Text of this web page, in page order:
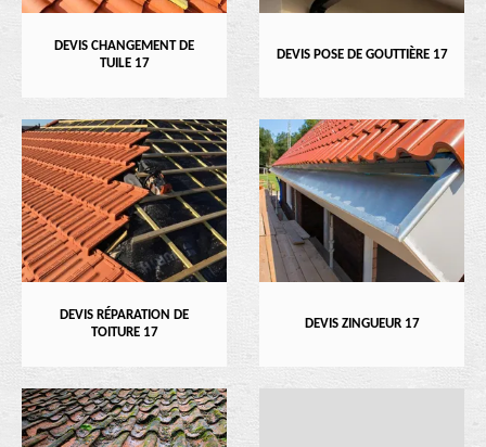
DEVIS CHANGEMENT DE
TUILE 17
DEVIS POSE DE GOUTTIÈRE 17
DEVIS RÉPARATION DE
TOITURE 17
DEVIS ZINGUEUR 17